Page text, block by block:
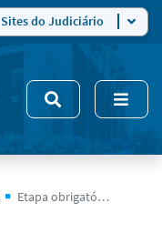
Sites do Judiciário
Etapa obrigatória, magistrados(as) e servidores(as) já podem fazer a atualização de dados para fins do Cadastro Anual